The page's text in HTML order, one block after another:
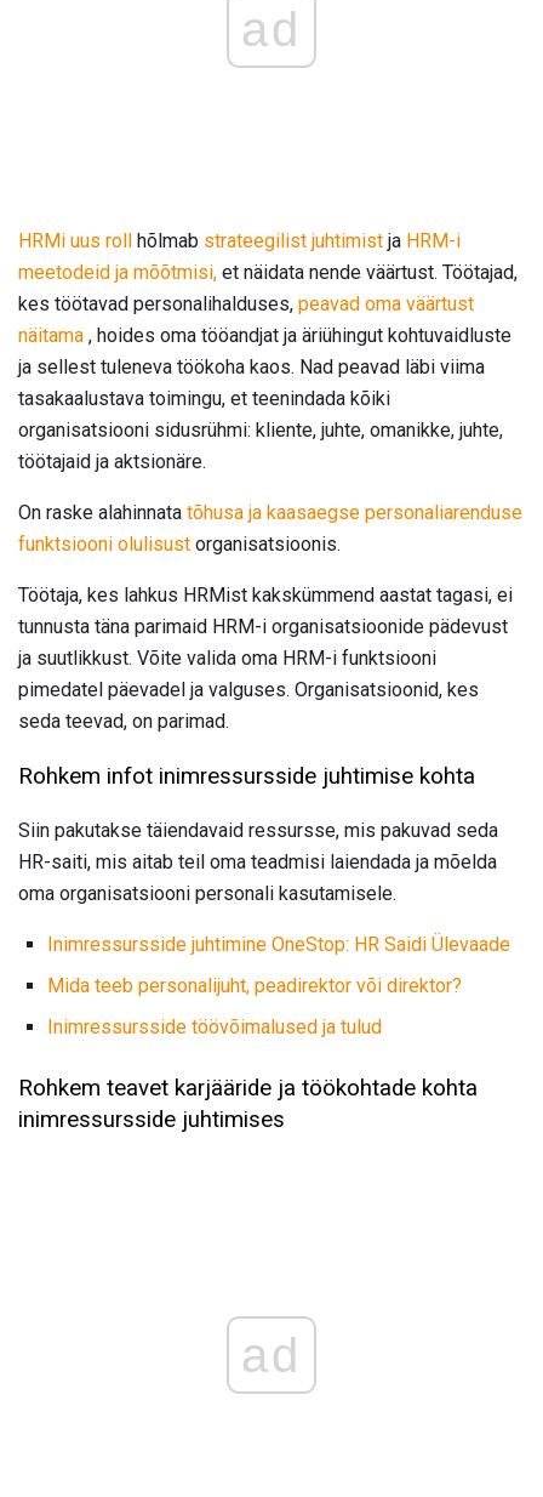
ad
HRMi uus roll hõlmab strateegilist juhtimist ja HRM-i
meetodeid ja mõõtmisi, et näidata nende väärtust. Töötajad,
kes töötavad personalihalduses, peavad oma väärtust
näitama , hoides oma tööandjat ja äriühingut kohtuvaidluste
ja sellest tuleneva töökoha kaos. Nad peavad läbi viima
tasakaalustava toimingu, et teenindada kõiki
organisatsiooni sidusrühmi: kliente, juhte, omanikke, juhte,
töötajaid ja aktsionäre.
On raske alahinnata tõhusa ja kaasaegse personaliarenduse
funktsiooni olulisust organisatsioonis.
Töötaja, kes lahkus HRMist kakskümmend aastat tagasi, ei
tunnusta täna parimaid HRM-i organisatsioonide pädevust
ja suutlikkust. Võite valida oma HRM-i funktsiooni
pimedatel päevadel ja valguses. Organisatsioonid, kes
seda teevad, on parimad.
Rohkem infot inimressursside juhtimise kohta
Siin pakutakse täiendavaid ressursse, mis pakuvad seda
HR-saiti, mis aitab teil oma teadmisi laiendada ja mõelda
oma organisatsiooni personali kasutamisele.
Inimressursside juhtimine OneStop: HR Saidi Ülevaade
Mida teeb personalijuht, peadirektor või direktor?
Inimressursside töövõimalused ja tulud
Rohkem teavet karjääride ja töökohtade kohta
inimressursside juhtimises
ad